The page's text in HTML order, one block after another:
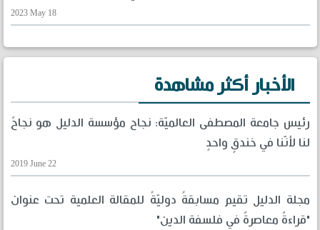
2023 May 18
الأخبار أكثر مشاهدة
رئيس جامعة المصطفى العالميّة: نجاح مؤسسة الدليل هو نجاحٌ
لنا لأنّنا في خندقٍ واحدٍ
2019 June 22
مجلة الدليل تقيم مسابقةً دوليّةً للمقالة العلمية تحت عنوان
"قراءةٌ معاصرةٌ في فلسفة الدين"